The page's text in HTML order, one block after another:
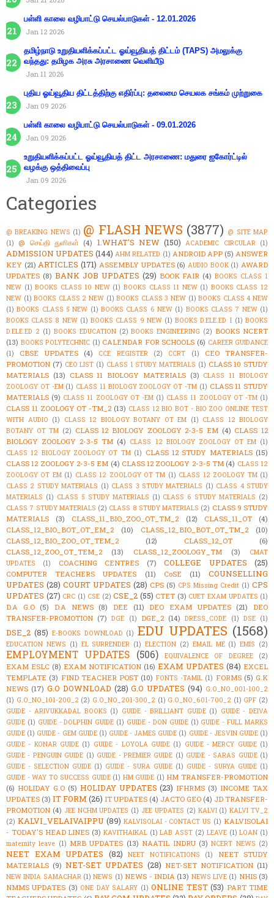
பள்ளி காலை வழிபாட்டு செயல்பாடுகள் - 12.01.2026
Jan 12 2026
தமிழ்நாடு உறுதியளிக்கப்பட்ட ஓய்வூதியத் திட்டம் (TAPS) அமலுக்கு
வந்தது: தமிழக அரசு அரசாணை வெளியீடு
Jan 11 2026
புதிய ஓய்வூதிய திட்டத்திற்கு எதிர்ப்பு: தலைமை செயலக சங்கம் முற்றுகை
Jan 09 2026
பள்ளி காலை வழிபாட்டு செயல்பாடுகள் - 09.01.2026
Jan 09 2026
உறுதியளிக்கப்பட்ட ஓய்வூதியத் திட்ட அரசாணை: மதுரை ஐகோர்ட்டில்
வழக்கு ஒத்திவைப்பு
Jan 09 2026
Categories
@ BREAKING NEWS (1) @ FLASH NEWS (3877) @ SITE MAP
(1) @ செய்தி துளிகள் (4) 1.WHAT'S NEW (150) ACADEMIC CIRCULAR (1)
ADMISSION UPDATES (144) AHM RELATED (1) ANDROID APP (5) ANSWER
KEY (21) ARTICLES (171) ASSEMBLY UPDATES (6) AUDIO BOOK (1) AWARD
UPDATES (8) BANK JOB UPDATES (29) BOOK FAIR (4) BOOKS CLASS 1
NEW (1) BOOKS CLASS 10 NEW (1) BOOKS CLASS 11 NEW (1) BOOKS CLASS 12
NEW (1) BOOKS CLASS 2 NEW (1) BOOKS CLASS 3 NEW (1) BOOKS CLASS 4 NEW
(1) BOOKS CLASS 5 NEW (1) BOOKS CLASS 6 NEW (1) BOOKS CLASS 7 NEW (1)
BOOKS CLASS 8 NEW (1) BOOKS CLASS 9 NEW (1) BOOKS D.ELE.ED 1 (1) BOOKS
D.ELE.ED 2 (1) BOOKS EDUCATION (2) BOOKS ENGINEERING (2) BOOKS NCERT
(13) BOOKS POLYTECHNIC (1) CALENDAR FOR SCHOOLS (6) CAREER GUIDANCE
(1)
CBSE UPDATES (4) CCE REGISTER (2) CCRT (1)
CEO TRANSFER-
PROMOTION (7) CEO LIST (1) CLASS 1 STUDY MATERIALS (1) CLASS 10 STUDY
MATERIALS (13) CLASS 11 BIOLOGY MATERIALS (3) CLASS 11 BIOLOGY
ZOOLOGY OT -EM (1) CLASS 11 BIOLOGY ZOOLOGY OT -TM (1) CLASS 11 STUDY
MATERIALS (9) CLASS 11 ZOOLOGY OT -EM (1) CLASS 11 ZOOLOGY OT -TM (1)
CLASS 11 ZOOLOGY OT -TM_2 (13) CLASS 12 BIO BOT - BIO ZOO ONLINE TEST
WITH AUDIO (1) CLASS 12 BIOLOGY BOTANY OT EM (1) CLASS 12 BIOLOGY
BOTANY OT TM (2) CLASS 12 BIOLOGY ZOOLOGY 2-3-5 EM (4) CLASS 12
BIOLOGY ZOOLOGY 2-3-5 TM (4) CLASS 12 BIOLOGY ZOOLOGY OT EM (1)
CLASS 12 BIOLOGY ZOOLOGY OT TM (1) CLASS 12 STUDY MATERIALS (15)
CLASS 12 ZOOLOGY 2-3-5 EM (4) CLASS 12 ZOOLOGY 2-3-5 TM (4) CLASS 12
ZOOLOGY OT EM (1) CLASS 12 ZOOLOGY OT TM (1) CLASS 12 ZOOLOGY TM (1)
CLASS 2 STUDY MATERIALS (1) CLASS 3 STUDY MATERIALS (1) CLASS 4 STUDY
MATERIALS (1) CLASS 5 STUDY MATERIALS (1) CLASS 6 STUDY MATERIALS (2)
CLASS 7 STUDY MATERIALS (2) CLASS 8 STUDY MATERIALS (2) CLASS 9 STUDY
MATERIALS
(3) CLASS_11_BIO_ZOO_OT_TM_2 (12) CLASS_11_OT
(4)
CLASS_12_BIO_BOT_OT_EM_2
(10) CLASS_12_BIO_BOT_OT_TM_2
(10)
CLASS_12_BIO_ZOO_OT_TEM_2
(12) CLASS_12_OT
(6)
CLASS_12_ZOO_OT_TEM_2
(13) CLASS_12_ZOOLOGY_TM (3)
CMAT
UPDATES
(1) COACHING CENTRES (7) COLLEGE UPDATES (25)
COMPUTER TEACHERS UPDATES (11) CoSE (11)
COUNSELLING
UPDATES (28) COURT UPDATES (28) CPS (5) CPS Missing Credit (1) CPS
UPDATES (27) CRC (1) CSE (2) CSE_2 (55) CTET (3) CUET EXAM UPDATES (1)
D.A G.O (5) D.A NEWS (8) DEE (11) DEO EXAM UPDATES (21)
DEO
TRANSFER-PROMOTION (7) DGE (1) DGE_2 (14) DRESS_CODE (1) DSE (1)
DSE_2 (85) E-BOOKS DOWNLOAD (1) EDU UPDATES (1568)
EDUCATION NEWS (1) EL SURRENDER (1) ELECTION (2) EMAIL ME (1) EMIS (2)
EMPLOYMENT UPDATES (506) EQUIVALENCE OF DEGREE (2)
EXAM ESLC (8) EXAM NOTIFICATION (16) EXAM UPDATES (84) EXCEL
TEMPLATE (3) FIND TEACHER POST (10) FONTS -TAMIL (1) FORMS (5) G.K
NEWS (17) G.O DOWNLOAD (28) G.O UPDATES (94) G.O_NO_001-100_2
(1) G.O_NO_101-200_2 (2) G.O_NO_201-300_2 (1) G.O_NO_601-700_2 (1) GPF (2)
GUIDE - ARIVUKKADAL BOOKS (1) GUIDE - BRILLIANT GUIDE (1) GUIDE - DEIVA
GUIDE (1) GUIDE - DOLPHIN GUIDE (1) GUIDE - DON GUIDE (1) GUIDE - FULL MARKS
GUIDE (1) GUIDE - GEM GUIDE (1) GUIDE - JAMES GUIDE (1) GUIDE - JESVIN GUIDE (1)
GUIDE - KONAR GUIDE (1) GUIDE - LOYOLA GUIDE (1) GUIDE - MERCY GUIDE (1)
GUIDE - PENGUIN GUIDE (1) GUIDE - PREMIER GUIDE (1) GUIDE - SARAS GUIDE (1)
GUIDE - SELECTION GUIDE (1) GUIDE - SURA GUIDE (1) GUIDE - SURYA GUIDE (1)
GUIDE - WAY TO SUCCESS GUIDE (1) HM GUIDE (1) HM TRANSFER-PROMOTION
(6) HOLIDAY G.O (5) HOLIDAY UPDATES (23) IFHRMS (3) INCOME TAX
UPDATES (3) IT FORM (26) IT UPDATES (4) JACTO GEO (4) JD TRANSFER-
PROMOTION (4) JEE NCHM UPDATES (1) JEE UPDATES (2) KALVI (1) KALVI TV_2
(2) KALVI_VELAIVAIPPU (89) KALVISOLAI - CONTACT US (1) KALVISOLAI
- TODAY'S HEAD LINES (3) KAVITHAIKAL (1) LAB ASST (2) LEAVE (1) LOAN (1)
maternity leave (1) MRB UPDATES (13) NAATIL INDRU (3) NCERT NEWS (2)
NEET EXAM UPDATES (82) NEET NOTIFICATIONS (1)
NEET STUDY
MATERIALS (9) NET-SET UPDATES (28) NET-SET NOTIFICATION (11)
NEW INDIA SAMACHAR (1) NEWS (1) NEWS - INDIA (13) NEWS LIVE (1) NHIS (3)
NMMS UPDATES (3) ONE DAY SALARY (1) ONLINE TEST (53) PART TIME